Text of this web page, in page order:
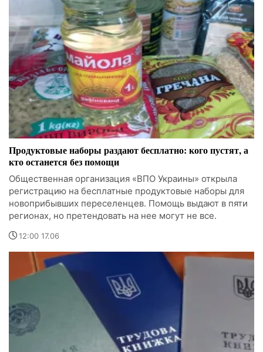
Продуктовые наборы раздают бесплатно: кого пустят, а
кто останется без помощи
Общественная организация «ВПО Украины» открыла
регистрацию на бесплатные продуктовые наборы для
новоприбывших переселенцев. Помощь выдают в пяти
регионах, но претендовать на нее могут не все.
12:00 17.06